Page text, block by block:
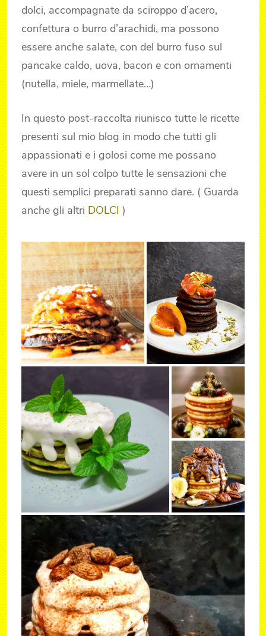
dolci, accompagnate da sciroppo d’acero,
confettura o burro d’arachidi, ma possono
essere anche salate, con del burro fuso sul
pancake caldo, uova, bacon e con ornamenti
(nutella, miele, marmellate…)
In questo post-raccolta riunisco tutte le ricette
presenti sul mio blog in modo che tutti gli
appassionati e i golosi come me possano
avere in un sol colpo tutte le sensazioni che
questi semplici preparati sanno dare. ( Guarda
anche gli altri DOLCI )